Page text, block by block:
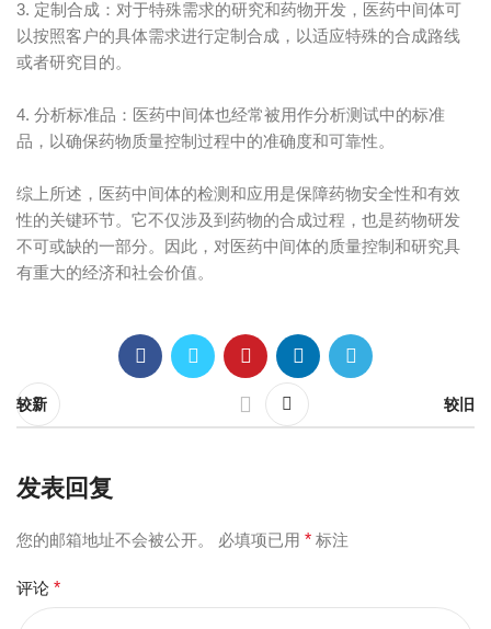
3. 定制合成：对于特殊需求的研究和药物开发，医药中间体可
以按照客户的具体需求进行定制合成，以适应特殊的合成路线
或者研究目的。
4. 分析标准品：医药中间体也经常被用作分析测试中的标准
品，以确保药物质量控制过程中的准确度和可靠性。
综上所述，医药中间体的检测和应用是保障药物安全性和有效
性的关键环节。它不仅涉及到药物的合成过程，也是药物研发
不可或缺的一部分。因此，对医药中间体的质量控制和研究具
有重大的经济和社会价值。
较新 较旧
发表回复
您的邮箱地址不会被公开。 必填项已用 * 标注
评论 *